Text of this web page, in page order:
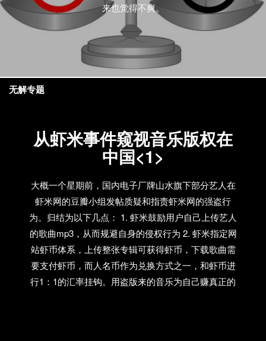
来也觉得不爽。
从虾米事件窥视音乐版权在
中国<1>
大概一个星期前，国内电子厂牌山水旗下部分艺人在
虾米网的豆瓣小组发帖质疑和指责虾米网的强盗行
为。归结为以下几点： 1. 虾米鼓励用户自己上传艺人
的歌曲mp3，从而规避自身的侵权行为 2. 虾米指定网
站虾币体系，上传整张专辑可获得虾币，下载歌曲需
要支付虾币，而人名币作为兑换方式之一，和虾币进
行1：1的汇率挂钩。用盗版来的音乐为自己赚真正的
无解专题